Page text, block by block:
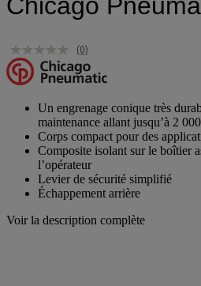
Chicago
(0)
Un engrenage conique très
maintenance allant jusqu’à 2
Corps compact pour des
Composite isolant sur le boîtier
l’opérateur
Levier de sécurité simplifié
Échappement arrière
Voir la description complète